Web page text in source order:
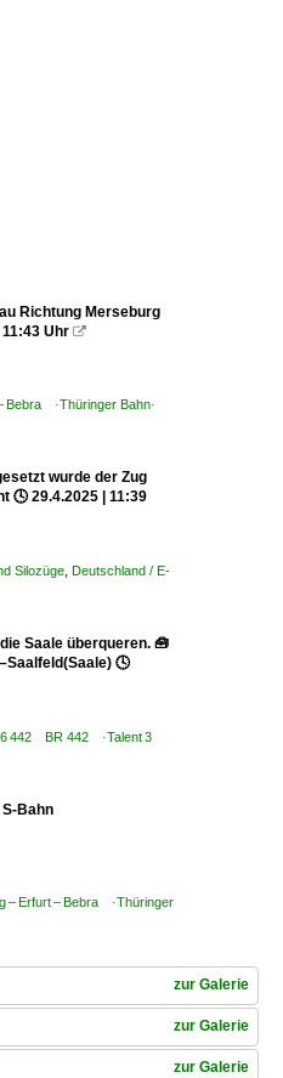
Richtung Merseburg
Uhr 
Bebra ·Thüringer Bahn·
wurde der Zug
🕓 29.4.2025 | 11:39
Silozüge Deutschland / E-
Saale überqueren. 🧰
🕓
6 442 BR 442 ·Talent 3
Bahn
– Erfurt – Bebra ·Thüringer
zur Galerie
zur Galerie
zur Galerie